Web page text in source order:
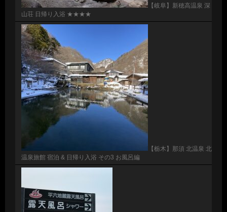
【岐阜】新穂高温泉 深
山荘 日帰り入浴 ★★★★
【栃木】那須 北温泉 北
温泉旅館 宿泊 & 日帰り入浴 その3 お風呂編